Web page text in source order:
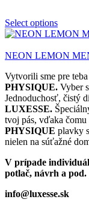
Select options
NEON LEMON
Vytvorili sme pre
PHYSIQUE. Vyber
Jednoduchosť, čistý
LUXESSE.
tvoj pás, vďaka čomu
PHYSIQUE plavky
nielen na súťažné
V prípade
potlač, návrh a
info@luxesse.sk